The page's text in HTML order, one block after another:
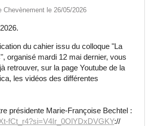
Chevènement le 26/05/2026
du cahier issu du colloque "La
organisé mardi 12 mai dernier, vous
retrouver, sur la page Youtube de la
les vidéos des différentes
présidente Marie-Françoise Bechtel :
fCt_r4?si=V4Ir_0OlYDxDVGKY://